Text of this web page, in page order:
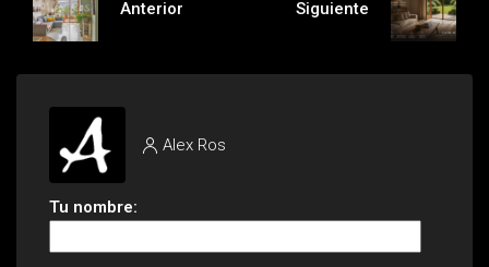
Anterior Siguiente
Alex Ros
Tu nombre: